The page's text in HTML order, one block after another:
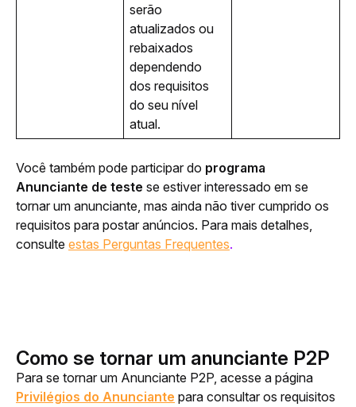
serão
atualizados ou
rebaixados
dependendo
dos requisitos
do seu nível
atual.
Você também pode participar do programa
Anunciante de teste se estiver interessado em se
tornar um anunciante, mas ainda não tiver cumprido os
requisitos para postar anúncios. Para mais detalhes,
consulte estas Perguntas Frequentes.
Como se tornar um anunciante P2P
Privilégios do Anunciante para consultar os requisitos